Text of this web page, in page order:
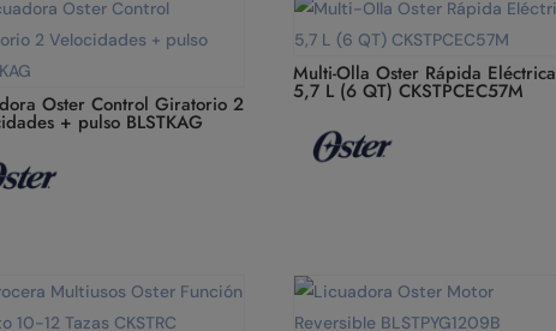
Oster Control Giratorio 2
+ pulso BLSTKAG
Multi-Olla Oster Rápida Eléctrica
5,7 L (6 QT) CKSTPCEC57M